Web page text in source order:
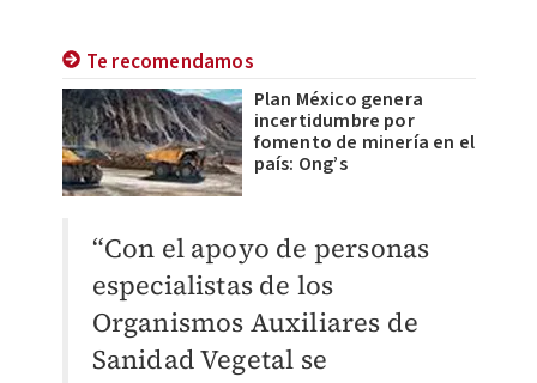
Te recomendamos
Plan México genera
incertidumbre por
fomento de minería en el
país: Ong’s
“Con el apoyo de personas
especialistas de los
Organismos Auxiliares de
Sanidad Vegetal se